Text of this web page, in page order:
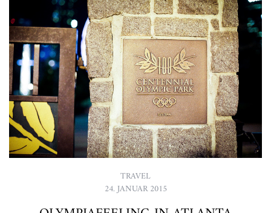
TRAVEL
24. JANUAR 2015